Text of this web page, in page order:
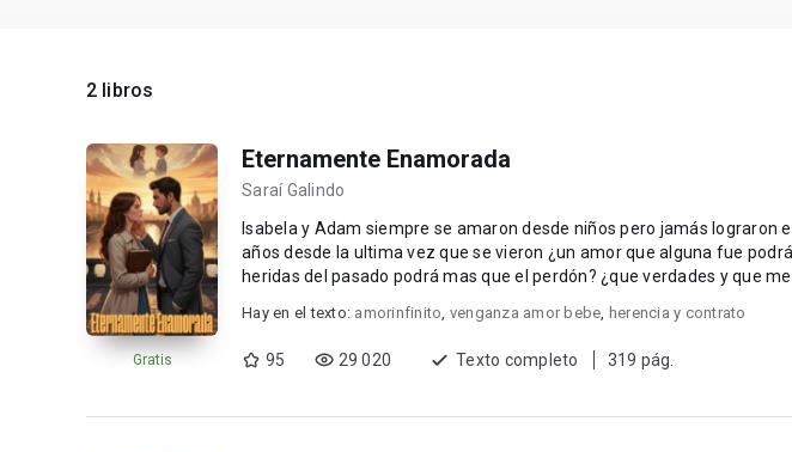
2 libros
Gratis
Eternamente Enamorada
Saraí Galindo
Isabela y Adam siempre se amaron desde niños pero jamás lograron
años desde la ultima vez que se vieron ¿un amor que alguna fue
heridas del pasado podrá mas que el perdón? ¿que verdades y que
Hay en el texto: amorinfinito, venganza amor bebe, herencia y contrato
95 29 020 Texto completo 319 pág.